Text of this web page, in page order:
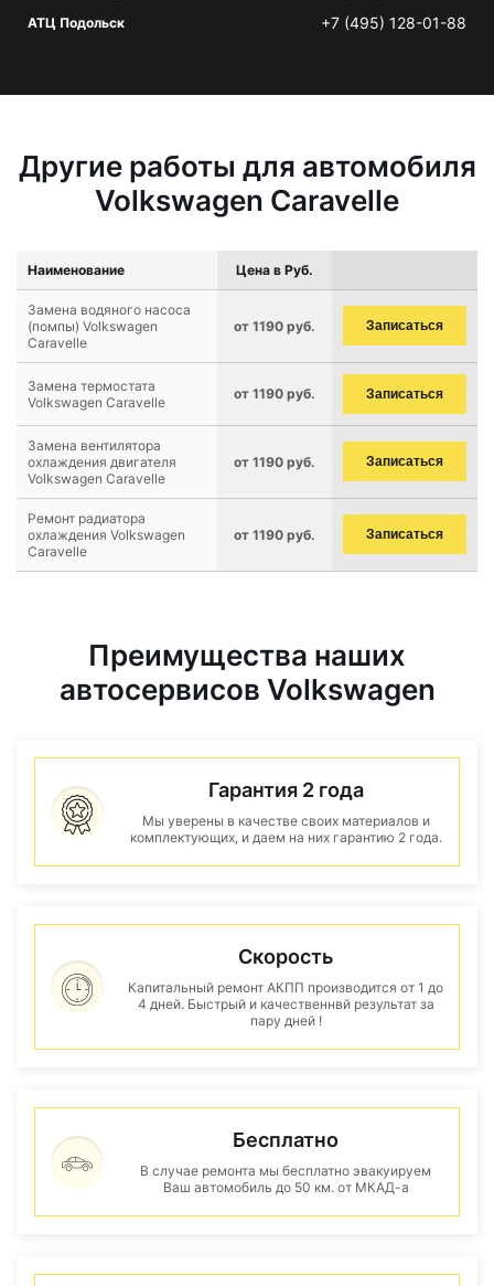
АТЦ Подольск +7 (495) 128-01-88
Другие работы для автомобиля
Volkswagen Caravelle
Наименование Цена в Руб.
Замена водяного насоса
(помпы) Volkswagen
Caravelle
от 1190 руб. Записаться
Замена термостата
Volkswagen Caravelle
от 1190 руб. Записаться
Замена вентилятора
охлаждения двигателя
Volkswagen Caravelle
от 1190 руб. Записаться
Ремонт радиатора
охлаждения Volkswagen
Caravelle
от 1190 руб. Записаться
Преимущества наших
автосервисов Volkswagen
Гарантия 2 года
Мы уверены в качестве своих материалов и
комплектующих, и даем на них гарантию 2 года.
Скорость
Капитальный ремонт АКПП производится от 1 до
4 дней. Быстрый и качественнвй результат за
пару дней !
Бесплатно
В случае ремонта мы бесплатно эвакуируем
Ваш автомобиль до 50 км. от МКАД-а